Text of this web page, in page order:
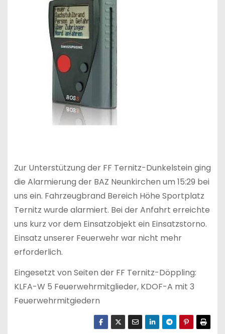
Zur Unterstützung der FF Ternitz-Dunkelstein ging
die Alarmierung der BAZ Neunkirchen um 15:29 bei
uns ein. Fahrzeugbrand Bereich Höhe Sportplatz
Ternitz wurde alarmiert. Bei der Anfahrt erreichte
uns kurz vor dem Einsatzobjekt ein Einsatzstorno.
Einsatz unserer Feuerwehr war nicht mehr
erforderlich.
Eingesetzt von Seiten der FF Ternitz-Döppling:
KLFA-W 5 Feuerwehrmitglieder, KDOF-A mit 3
Feuerwehrmitgiedern